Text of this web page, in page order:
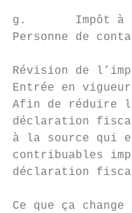
g.       Impôt à
Personne de
Révision de
Entrée en
Afin de réduire
déclaration
à la source qui
contribuables
déclaration
Ce que ça